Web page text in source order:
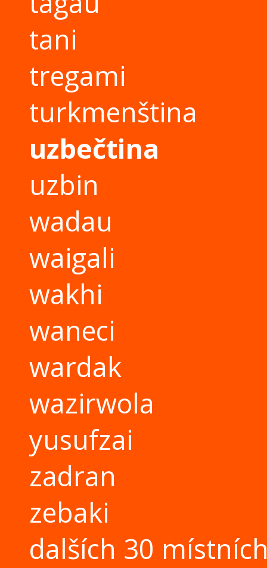
tani
tregami
turkmenština
uzbečtina
uzbin
wadau
waigali
wakhi
waneci
wardak
wazirwola
yusufzai
zadran
zebaki
dalších 30